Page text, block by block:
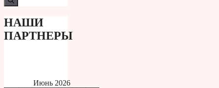
НАШИ
ПАРТНЕРЫ
Июнь 2026